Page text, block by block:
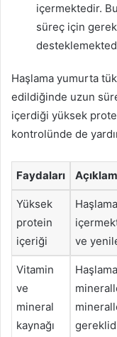
içermektedir.
süreç için
Haşlama yumurta
edildiğinde uzun
içerdiği yüksek
kontrolünde de
Faydaları
Yüksek
protein
içeriği
ve
Vitamin
ve
mineral
kaynağı